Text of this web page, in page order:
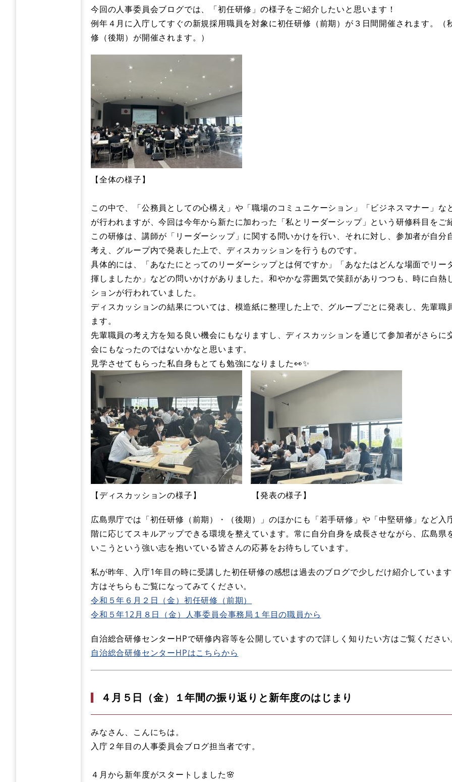
今回の人事委員会ブログでは、「初任研修」の様子をご紹介したいと思います！
例年４月に入庁してすぐの新規採用職員を対象に初任研修（前期）が３日間開催されます。（
修（後期）が開催されます。）
【全体の様子】
この中で、「公務員としての心構え」や「職場のコミュニケーション」「ビジネスマナー」な
が行われますが、今回は今年から新たに加わった「私とリーダーシップ」という研修科目をご
この研修は、講師が「リーダーシップ」に関する問いかけを行い、それに対し、参加者が自分
考え、グループ内で発表した上で、ディスカッションを行うものです。
具体的には、「あなたにとってのリーダーシップとは何ですか」「あなたはどんな場面でリー
揮しましたか」などの問いかけがありました。和やかな雰囲気で笑顔がありつつも、時に白熱
ションが行われていました。
ディスカッションの結果については、模造紙に整理した上で、グループごとに発表し、先輩職
ます。
先輩職員の考え方を知る良い機会にもなりますし、ディスカッションを通じて参加者がさらに
会にもなったのではないかなと思います。
見学させてもらった私自身もとても勉強になりました👀✨
【ディスカッションの様子】 【発表の様子】
広島県庁では「初任研修（前期）・（後期）」のほかにも「若手研修」や「中堅研修」など入
階に応じてスキルアップできる環境を整えています。常に自分自身を成長させながら、広島県
いこうという強い志を抱いている皆さんの応募をお待ちしています。
私が昨年、入庁1年目の時に受講した初任研修の感想は過去のブログで少しだけ紹介していま
方はそちらもご覧になってみてください。
令和５年６月２日（金）初任研修（前期）
令和５年12月８日（金）人事委員会事務局１年目の職員から​
自治総合研修センターHPで研修内容等を公開していますので詳しく知りたい方はご覧くださ
自治総合研修センターHPはこちらから
４月５日（金）１年間の振り返りと新年度のはじまり
みなさん、こんにちは。
入庁２年目の人事委員会ブログ担当者です。
​４月から新年度がスタートしました🌸